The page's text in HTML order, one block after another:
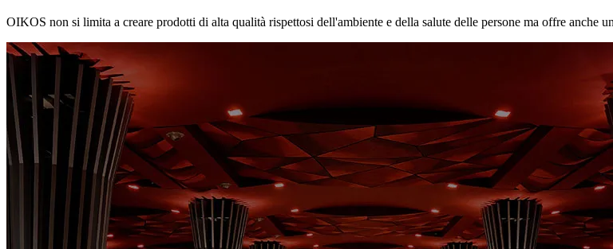
OIKOS non si limita a creare prodotti di alta qualità rispettosi dell'ambiente e della salute delle persone ma offre anche